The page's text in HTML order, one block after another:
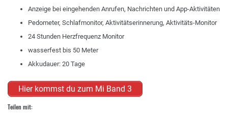
Anzeige bei eingehenden Anrufen, Nachrichten und App-Aktivitäten
Pedometer, Schlafmonitor, Aktivitätserinnerung, Aktivitäts-Monitor
24 Stunden Herzfrequenz Monitor
wasserfest bis 50 Meter
Akkudauer: 20 Tage
Hier kommst du zum Mi Band 3
Teilen mit: